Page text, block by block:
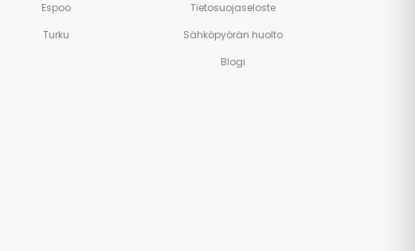
Espoo
Turku
Tietosuojaseloste
Sähköpyörän huolto
Blogi